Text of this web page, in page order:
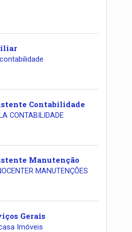
Contabilidade
CONTABILIDADE
Manutenção
MANUTENÇÕES
Gerais
Imóveis